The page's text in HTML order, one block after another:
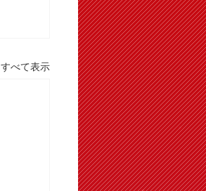
すべて表示